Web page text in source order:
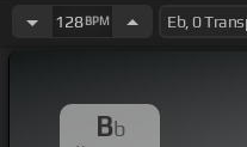
[Bb]juro mi vida
explicación
128BPM
Bb